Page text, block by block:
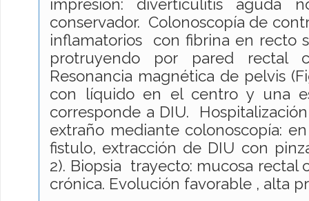
impresión: diverticulitis aguda
conservador. Colonoscopía de
inflamatorios con fibrina en recto
protruyendo por pared rectal
Resonancia magnética de pelvis
con líquido en el centro y una
corresponde a DIU.
extraño mediante colonoscopía:
fistulo, extracción de DIU con
2). Biopsia trayecto: mucosa rectal
crónica. Evolución favorable , alta